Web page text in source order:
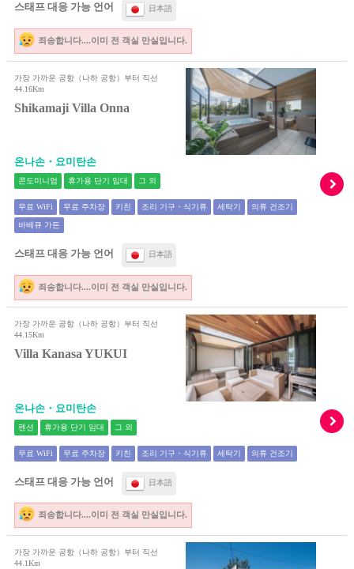
스태프 대응 가능 언어 日本語
죄송합니다....이미 전 객실 만실입니다.
가장 가까운 공항（나하 공항）부터 직선
44.16Km
Shikamaji Villa Onna
온나손・요미탄손
콘도미니엄 휴가용 단기 임대 그 외
무료 WiFi 무료 주차장 키친 조리 기구・식기류 세탁기 의류 건조기
바베큐 가든
스태프 대응 가능 언어 日本語
죄송합니다....이미 전 객실 만실입니다.
가장 가까운 공항（나하 공항）부터 직선
44.15Km
Villa Kanasa YUKUI
온나손・요미탄손
펜션 휴가용 단기 임대 그 외
무료 WiFi 무료 주차장 키친 조리 기구・식기류 세탁기 의류 건조기
스태프 대응 가능 언어 日本語
죄송합니다....이미 전 객실 만실입니다.
가장 가까운 공항（나하 공항）부터 직선
44.1Km